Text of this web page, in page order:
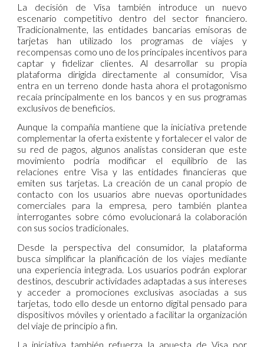
La decisión de Visa también introduce un nuevo
escenario competitivo dentro del sector financiero.
Tradicionalmente, las entidades bancarias emisoras de
tarjetas han utilizado los programas de viajes y
recompensas como uno de los principales incentivos para
captar y fidelizar clientes. Al desarrollar su propia
plataforma dirigida directamente al consumidor, Visa
entra en un terreno donde hasta ahora el protagonismo
recaía principalmente en los bancos y en sus programas
exclusivos de beneficios.
Aunque la compañía mantiene que la iniciativa pretende
complementar la oferta existente y fortalecer el valor de
su red de pagos, algunos analistas consideran que este
movimiento podría modificar el equilibrio de las
relaciones entre Visa y las entidades financieras que
emiten sus tarjetas. La creación de un canal propio de
contacto con los usuarios abre nuevas oportunidades
comerciales para la empresa, pero también plantea
interrogantes sobre cómo evolucionará la colaboración
con sus socios tradicionales.
Desde la perspectiva del consumidor, la plataforma
busca simplificar la planificación de los viajes mediante
una experiencia integrada. Los usuarios podrán explorar
destinos, descubrir actividades adaptadas a sus intereses
y acceder a promociones exclusivas asociadas a sus
tarjetas, todo ello desde un entorno digital pensado para
dispositivos móviles y orientado a facilitar la organización
del viaje de principio a fin.
La iniciativa también refuerza la apuesta de Visa por